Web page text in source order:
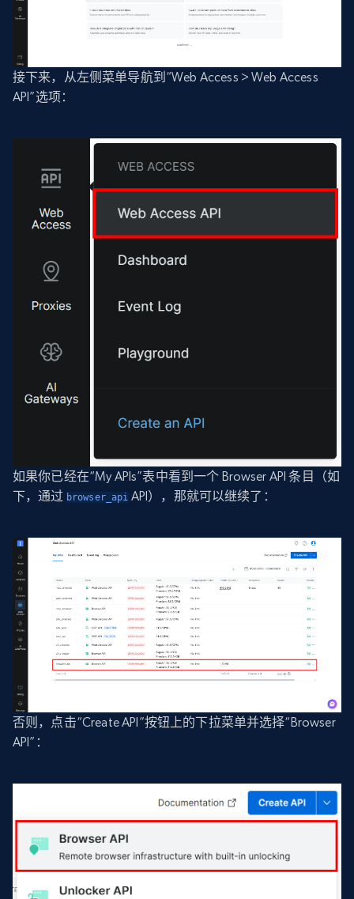
接下来，从左侧菜单导航到“Web Access > Web Access
API”选项：
如果你已经在“My APIs”表中看到一个 Browser API 条目（如
下，通过 browser_api API），那就可以继续了：
否则，点击“Create API”按钮上的下拉菜单并选择“Browser
API”：